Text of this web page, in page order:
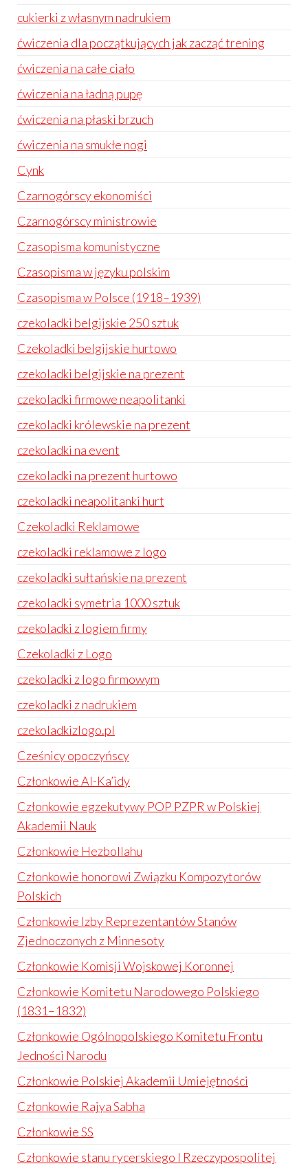
cukierki z własnym nadrukiem
ćwiczenia dla początkujących jak zacząć trening
ćwiczenia na całe ciało
ćwiczenia na ładną pupę
ćwiczenia na płaski brzuch
ćwiczenia na smukłe nogi
Cynk
Czarnogórscy ekonomiści
Czarnogórscy ministrowie
Czasopisma komunistyczne
Czasopisma w języku polskim
Czasopisma w Polsce (1918–1939)
czekoladki belgijskie 250 sztuk
Czekoladki belgijskie hurtowo
czekoladki belgijskie na prezent
czekoladki firmowe neapolitanki
czekoladki królewskie na prezent
czekoladki na event
czekoladki na prezent hurtowo
czekoladki neapolitanki hurt
Czekoladki Reklamowe
czekoladki reklamowe z logo
czekoladki sułtańskie na prezent
czekoladki symetria 1000 sztuk
czekoladki z logiem firmy
Czekoladki z Logo
czekoladki z logo firmowym
czekoladki z nadrukiem
czekoladkizlogo.pl
Cześnicy opoczyńscy
Członkowie Al-Ka’idy
Członkowie egzekutywy POP PZPR w Polskiej
Akademii Nauk
Członkowie Hezbollahu
Członkowie honorowi Związku Kompozytorów
Polskich
Członkowie Izby Reprezentantów Stanów
Zjednoczonych z Minnesoty
Członkowie Komisji Wojskowej Koronnej
Członkowie Komitetu Narodowego Polskiego
(1831–1832)
Członkowie Ogólnopolskiego Komitetu Frontu
Jedności Narodu
Członkowie Polskiej Akademii Umiejętności
Członkowie Rajya Sabha
Członkowie SS
Członkowie stanu rycerskiego I Rzeczypospolitej